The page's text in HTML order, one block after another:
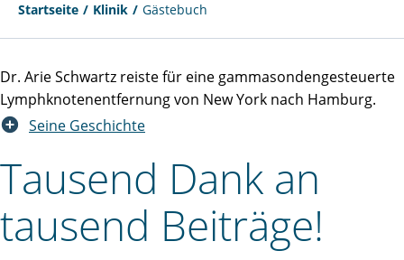
Startseite Klinik Gästebuch
Dr. Arie Schwartz reiste für eine gammasondengesteuerte
Lymphknotenentfernung von New York nach Hamburg.
Seine Geschichte
Tausend Dank an
tausend Beiträge!